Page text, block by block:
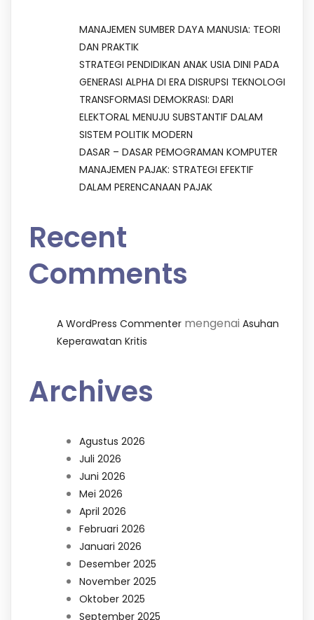
MANAJEMEN SUMBER DAYA MANUSIA: TEORI
DAN PRAKTIK
STRATEGI PENDIDIKAN ANAK USIA DINI PADA
GENERASI ALPHA DI ERA DISRUPSI TEKNOLOGI
TRANSFORMASI DEMOKRASI: DARI
ELEKTORAL MENUJU SUBSTANTIF DALAM
SISTEM POLITIK MODERN
DASAR – DASAR PEMOGRAMAN KOMPUTER
MANAJEMEN PAJAK: STRATEGI EFEKTIF
DALAM PERENCANAAN PAJAK
Recent
Comments
A WordPress Commenter mengenai Asuhan
Keperawatan Kritis
Archives
Agustus 2026
Juli 2026
Juni 2026
Mei 2026
April 2026
Februari 2026
Januari 2026
Desember 2025
November 2025
Oktober 2025
September 2025